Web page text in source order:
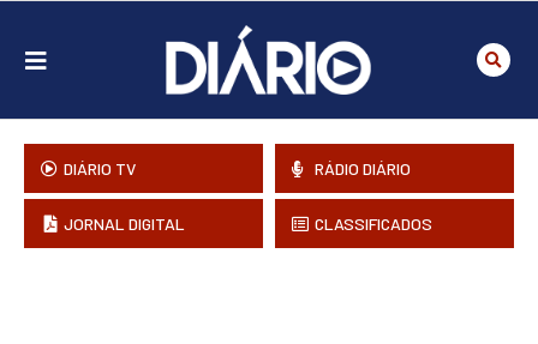
DIÁRIO TV RÁDIO DIÁRIO
JORNAL DIGITAL CLASSIFICADOS